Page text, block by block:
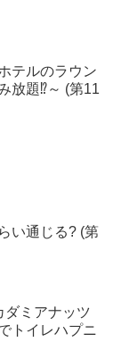
テルのラウン
放題⁉～ (第11
い通じる? (第
ダミアナッツ
トイレハプニ